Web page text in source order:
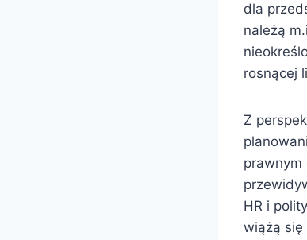
dla
należą
rosnącej
Z
prawnym
HR i
wiążą się